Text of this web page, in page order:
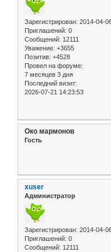
Зарегистрирован: 2014-04-
Приглашений: 0
Сообщений: 12111
Уважение: +3655
Позитив: +4528
Провел на форуме:
7 месяцев 3 дня
Последний визит:
2026-07-21 14:23:53
Око мармонов
Гость
xuser
Администратор
Зарегистрирован: 2014-04-
Приглашений: 0
Сообщений: 12111